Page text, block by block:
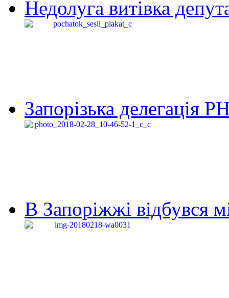
Недолуга витівка
Запорізька делегація
В Запоріжжі відбувся